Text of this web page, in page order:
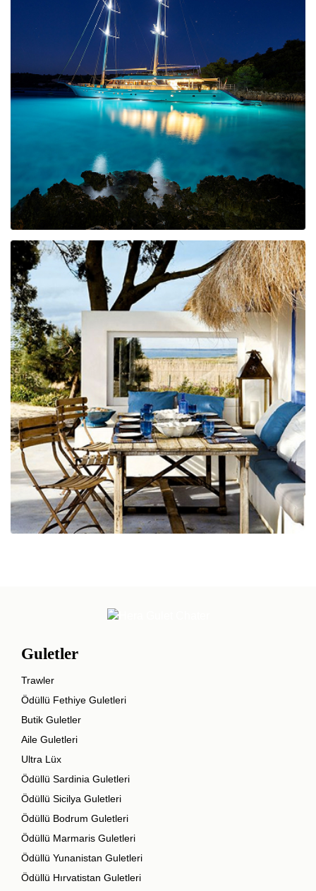
Guletler
Trawler
Ödüllü Fethiye Guletleri
Butik Guletler
Aile Guletleri
Ultra Lüx
Ödüllü Sardinia Guletleri
Ödüllü Sicilya Guletleri
Ödüllü Bodrum Guletleri
Ödüllü Marmaris Guletleri
Ödüllü Yunanistan Guletleri
Ödüllü Hırvatistan Guletleri